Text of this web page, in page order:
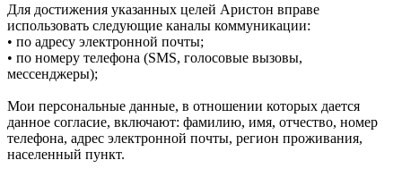
Для достижения указанных целей Аристон вправе
использовать следующие каналы коммуникации:
• по адресу электронной почты;
• по номеру телефона (SMS, голосовые вызовы,
мессенджеры);
Мои персональные данные, в отношении которых дается
данное согласие, включают: фамилию, имя, отчество, номер
телефона, адрес электронной почты, регион проживания,
населенный пункт.